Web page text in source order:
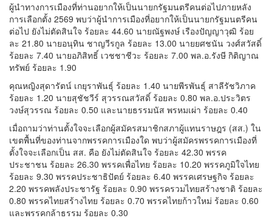
ผู้นำทางการเมืองที่ท่านอยากให้เป็นนายกรัฐมนตรีคนต่อไปภายหลัง
การเลือกตั้ง 2569 พบว่าผู้นำการเมืองที่อยากให้เป็นนายกรัฐมนตรีคน
ต่อไป ยังไม่ตัดสินใจ ร้อยละ 44.60 นายณัฐพงษ์ เรืองปัญญาวุฒิ ร้อย
ละ 21.80 นายอนุทิน ชาญวีรกูล ร้อยละ 13.00 นายยศชนัน วงศ์สวัสดิ์
ร้อยละ 7.40 นายอภิสิทธิ์ เวชชาชีวะ ร้อยละ 7.00 พล.อ.รังษี กิติญาณ
ทรัพย์ ร้อยละ 1.90
คุณหญิงสุดารัตน์ เกยุราพันธุ์ ร้อยละ 1.40 นายพีรพันธุ์ สาลีรัชวิภาค
ร้อยละ 1.20 นายสุชัชวีร์ สุวรรณสวัสดิ์ ร้อยละ 0.80 พล.อ.ประวิตร
วงษ์สุวรรณ ร้อยละ 0.50 และนายธรรมนัส พรหมเผ่า ร้อยละ 0.40
เมื่อถามว่าท่านตั้งใจจะเลือกผู้สมัครสมาชิกสภาผู้แทนราษฎร (สส.) ใน
เขตพื้นที่ของท่านจากพรรคการเมืองใด พบว่าผู้สมัครพรรคการเมืองที่
ตั้งใจจะเลือกเป็น สส. คือ ยังไม่ตัดสินใจ ร้อยละ 42.30 พรรค
ประชาชน ร้อยละ 26.30 พรรคเพื่อไทย ร้อยละ 10.20 พรรคภูมิใจไทย
ร้อยละ 9.30 พรรคประชาธิปัตย์ ร้อยละ 6.40 พรรคเศรษฐกิจ ร้อยละ
2.20 พรรคพลังประชารัฐ ร้อยละ 0.90 พรรครวมไทยสร้างชาติ ร้อยละ
0.80 พรรคไทยสร้างไทย ร้อยละ 0.70 พรรคไทยก้าวใหม่ ร้อยละ 0.60
และพรรคกล้าธรรม ร้อยละ 0.30